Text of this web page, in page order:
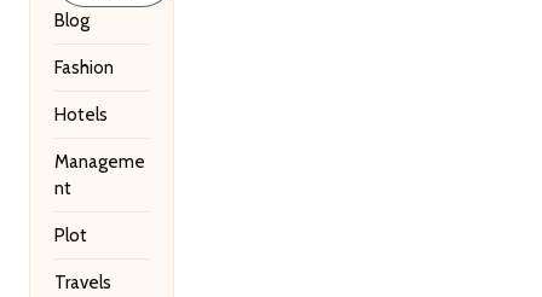
Blog
Fashion
Hotels
Manageme
nt
Plot
Travels